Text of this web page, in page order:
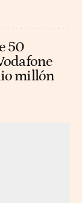
50
millón